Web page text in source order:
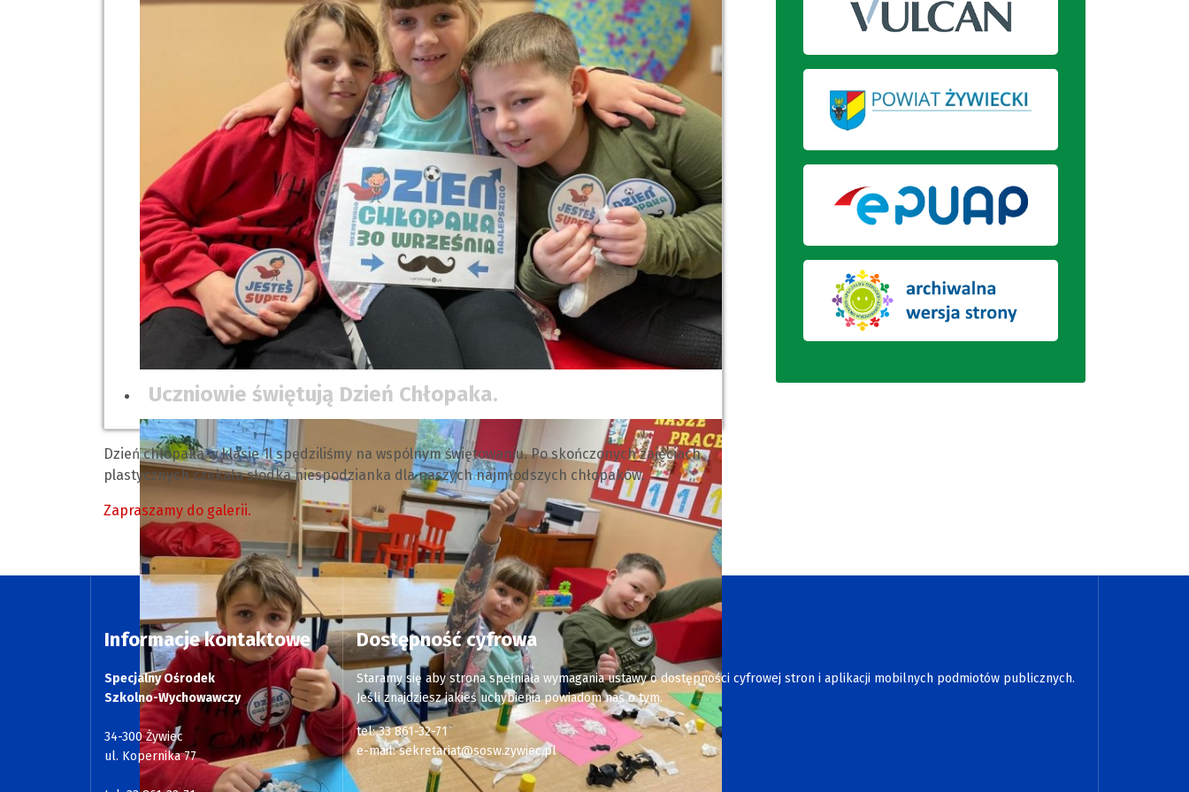
Uczniowie świętują Dzień Chłopaka.
Dzień chłopaka w klasie 1l spędziliśmy na wspólnym świętowaniu. Po skończonych zajęciach
plastycznych czekała słodka niespodzianka dla naszych najmłodszych chłopaków.
Zapraszamy do galerii.
Informacje kontaktowe
Specjalny Ośrodek
Szkolno-Wychowawczy
34-300 Żywiec
ul. Kopernika 77
Dostępność cyfrowa
Staramy się aby strona spełniała wymagania ustawy o dostępności cyfrowej stron i aplikacji mobilnych podmiotów publicznych.
Jeśli znajdziesz jakieś uchybienia powiadom nas o tym.
tel: 33 861-32-71
e-mail:sekretariat@sosw.zywiec.pl